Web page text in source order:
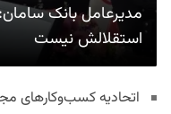
مدیرعامل بانک
استقلالش نیست
اتحادیه کسب‌وکارهای